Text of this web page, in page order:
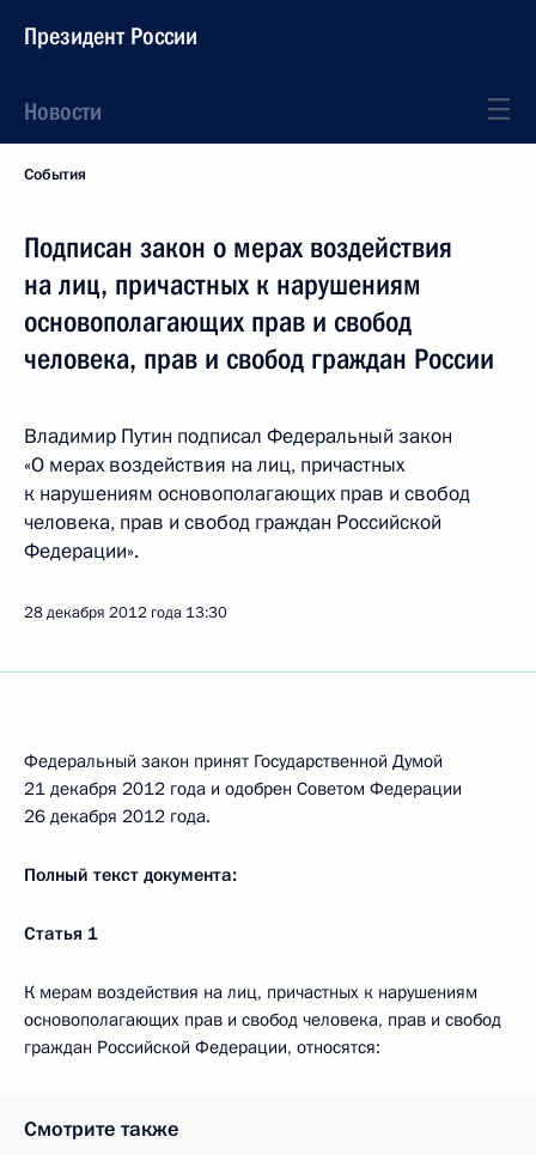
Президент России
Новости
События
Подписан закон о мерах воздействия
на лиц, причастных к нарушениям
основополагающих прав и свобод
человека, прав и свобод граждан России
Владимир Путин подписал Федеральный закон
«О мерах воздействия на лиц, причастных
к нарушениям основополагающих прав и свобод
человека, прав и свобод граждан Российской
Федерации».
28 декабря 2012 года 13:30
Федеральный закон принят Государственной Думой
21 декабря 2012 года и одобрен Советом Федерации
26 декабря 2012 года.
Полный текст документа:
Статья 1
К мерам воздействия на лиц, причастных к нарушениям
основополагающих прав и свобод человека, прав и свобод
граждан Российской Федерации, относятся:
Смотрите также